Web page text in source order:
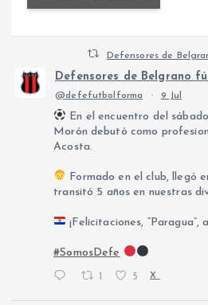
Defensores de
Defensores de Belgrano
@defefutbolforma · 9 Jul
En el encuentro del
Morón debutó como
Acosta.
Formado en el club, llegó
transitó 5 años en nuestras
¡Felicitaciones, “Paragua”,
#SomosDefe
1 5 X